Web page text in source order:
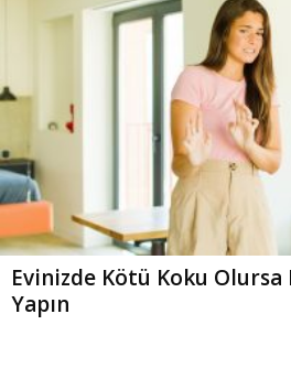
Evinizde Kötü Koku Olursa
Yapın